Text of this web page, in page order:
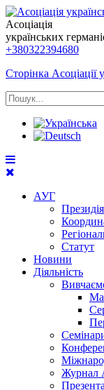
Асоціація
українських
+380322394680
Сторінка Асоціації
АУГ
Президія
Статут
Новини
Діяльність
Журнал